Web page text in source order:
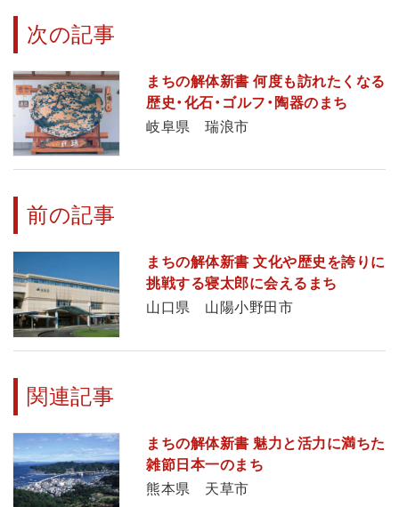
次の記事
まちの解体新書 何度も訪れたくなる
歴史・化石・ゴルフ・陶器のまち
岐阜県 瑞浪市
前の記事
まちの解体新書 文化や歴史を誇りに
挑戦する寝太郎に会えるまち
山口県 山陽小野田市
関連記事
まちの解体新書 魅力と活力に満ちた
雑節日本一のまち
熊本県 天草市